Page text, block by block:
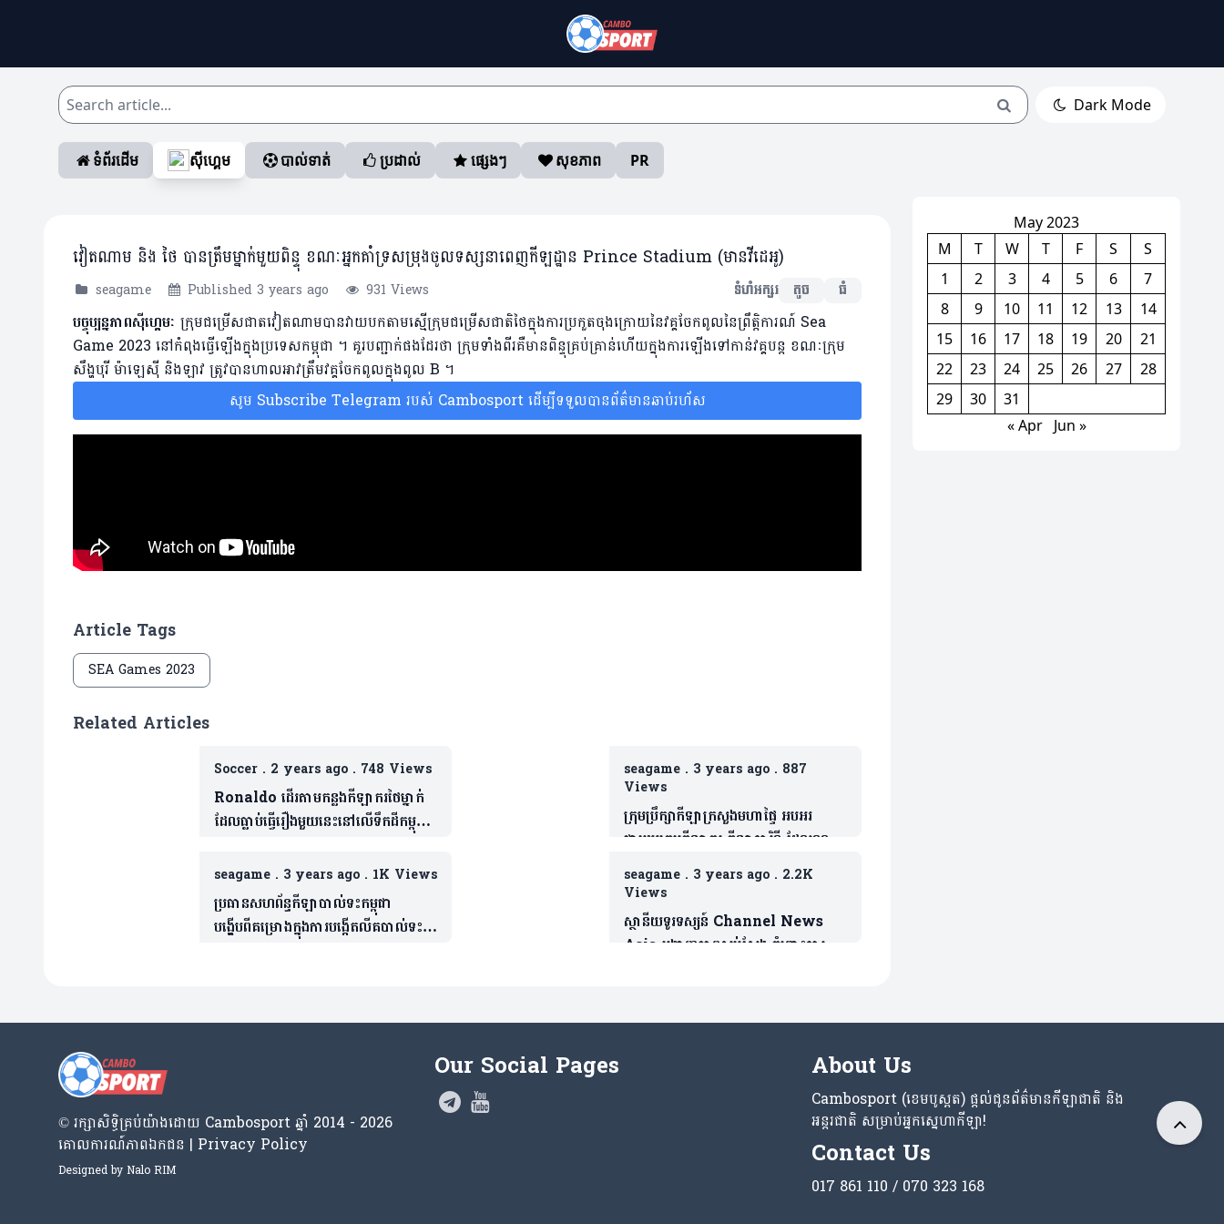
Dark Mode
ទំព័រដើម ស៊ីហ្គេម បាល់ទាត់ ប្រដាល់ ផ្សេងៗ សុខភាព PR
វៀតណាម និង ថៃ បានត្រឹមម្នាក់មួយពិន្ទុ ខណៈអ្នកគាំទ្រសម្រុងចូលទស្សនាពេញកីឡដ្ឋាន Prince Stadium (មានវីដេអូ)
seagame Published 3 years ago 931 Views ទំហំអក្សរ តូច ធំ
បច្ចុប្បន្នភាពស៊ីហ្គេមៈ ក្រុមជម្រើសជាតវៀតណាមបានវាយបកតាមស្មើក្រុមជម្រើសជាតិថៃក្នុងការប្រកួតចុងក្រោយនៃវគ្គចែកពូលនៃព្រឹត្តិការណ៍ Sea
Game 2023 នៅកំពុងធ្វើឡើងក្នុងប្រទេសកម្ពុជា ។ គួរបញ្ជាក់ផងដែរថា ក្រុមទាំងពីរគឺមានពិន្ទុគ្រប់គ្រាន់ហើយក្នុងការឡើងទៅកាន់វគ្គបន្ត ខណៈក្រុម
សឹង្ហបុរី ម៉ាឡេស៊ី និងឡាវ ត្រូវបានហាលអាវត្រឹមវគ្គចែកពូលក្នុងពូល B ។
សូម Subscribe Telegram របស់ Cambosport ដើម្បីទទួលបានព័ត៌មានឆាប់រហ័ស
Article Tags
SEA Games 2023
Related Articles
Soccer. 2 years ago. 748 Views
Ronaldo ដើរតាមកន្លងកីឡាករថៃម្នាក់
ដែលធ្លាប់ធ្វើរឿងមួយនេះនៅលើទឹកដីកម្ពុជា
មុខ (មានវីដេអូ)
seagame. 3 years ago. 887
Views
ក្រុមប្រឹក្សាកីឡាក្រសួងមហាផ្ទៃ អបអរ
ជាមួយក្រុមកីឡាករ កីឡាការិនី ដែលទទួល
បានលទ្ធផលជោគជ័យយ៉ាងជ្រាលជ្រៅ ក្នុង
ព្រឹត្តិការណ៍កីឡាស៊ីហ្គេម
seagame. 3 years ago. 1K Views
ប្រធានសហព័ន្ធកីឡាបាល់ទះកម្ពុជា
បង្ហើបពីគម្រោងក្នុងការបង្កើតលីគបាល់ទះ
seagame. 3 years ago. 2.2K
Views
ស្ថានីយទូរទស្សន៍ Channel News
Asia បង្ហាញភាពស្ញប់ស្ញែង ចំពោះការការ
May 2023
M
T W T F S
S
1
2 3 4 5 6
7
8
9 10 11 12 13
14
15
16 17 18 19 20
21
22
23 24 25 26 27
28
29
30
31
« Apr
Jun »
© រក្សា​សិទ្ធិ​គ្រប់​យ៉ាង​ដោយ​ Cambosport ឆ្នាំ 2014 - 2026
គោលការណ៍​ភាព​ឯកជន | Privacy Policy
Designed by Nalo RIM
Our Social Pages About Us
Cambosport (ខេមបូស្ពត) ផ្តល់ជូនព័ត៌មានកីឡាជាតិ និង
អន្តរជាតិ សម្រាប់អ្នកស្នេហាកីឡា!
Contact Us
017 861 110 / 070 323 168